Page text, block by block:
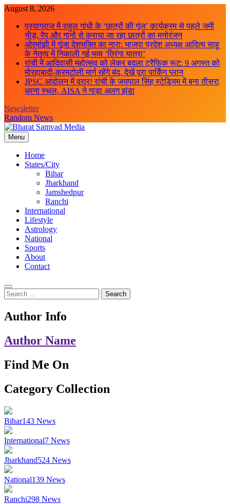
Skip
content
August 8, 2026
प्रयागराज में राहुल गांधी के ‘छात्रों की गूंज’ कार्यक्रम से पहले जमी
भीड़, रैप और गानों से कराया जा रहा छात्रों का मनोरंजन
ओरमांझी में गूंजा देशभक्ति का नारा: भाजपा प्रदेश अध्यक्ष आदित्य साहू
के नेतृत्व में निकाली गई भव्य ‘तिरंगा यात्रा’
रांची में आदिवासी महोत्सव को लेकर बदला ट्रैफिक रूट: 9 अगस्त को
मोरहाबादी-करमटोली मार्ग रहेंगे बंद, देखें पूरा पार्किंग प्लान
JPSC आंदोलन में दरार! रांची के जयपाल सिंह स्टेडियम में बना तीसरा
धरना स्थल, AISA ने गाड़ा अलग झंडा
Newsletter
Random News
Bharat Samvad Media
Menu
Home
States/City
Bihar
Jharkhand
Jamshedpur
Ranchi
International
Lifestyle
Astrology
National
Sports
About
Contact
Search
for:
Author Info
Author Name
Find Me On
Category Collection
Bihar143 News
International7 News
Jharkhand524 News
National139 News
Ranchi298 News